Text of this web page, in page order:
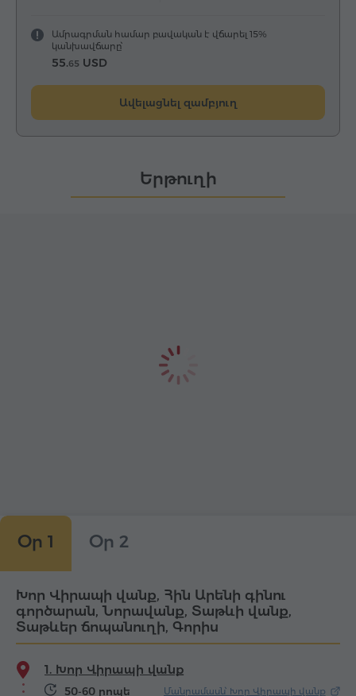
Ամրագրման համար բավական է վճարել 15%
կանխավճարը՝
55.65 USD
Ավելացնել զամբյուղ
Երթուղի
Օր 1 Օր 2
Խոր Վիրապի վանք, Հին Արենի գինու
գործարան, Նորավանք, Տաթևի վանք,
Տաթևեր ճոպանուղի, Գորիս
1. Խոր Վիրապի վանք
50-60 րոպե Մանրամասն՝ Խոր Վիրապի վանք